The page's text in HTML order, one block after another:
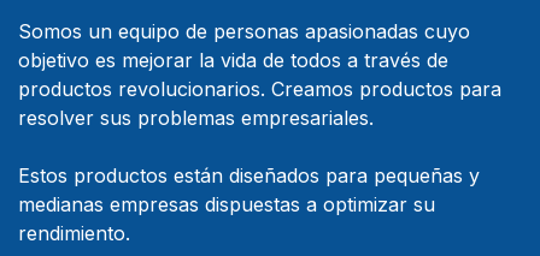
Somos un equipo de personas apasionadas cuyo
objetivo es mejorar la vida de todos a través de
productos revolucionarios. Creamos productos para
resolver sus problemas empresariales.
Estos productos están diseñados para pequeñas y
medianas empresas dispuestas a optimizar su
rendimiento.